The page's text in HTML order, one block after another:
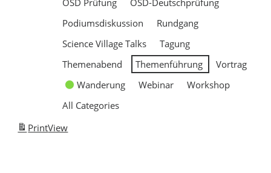
ÖSD Prüfung
ÖSD-Deutschprüfung
Podiumsdiskussion
Rundgang
Science Village Talks
Tagung
Themenabend
Themenführung
Vortrag
Wanderung
Webinar
Workshop
All Categories
PrintView